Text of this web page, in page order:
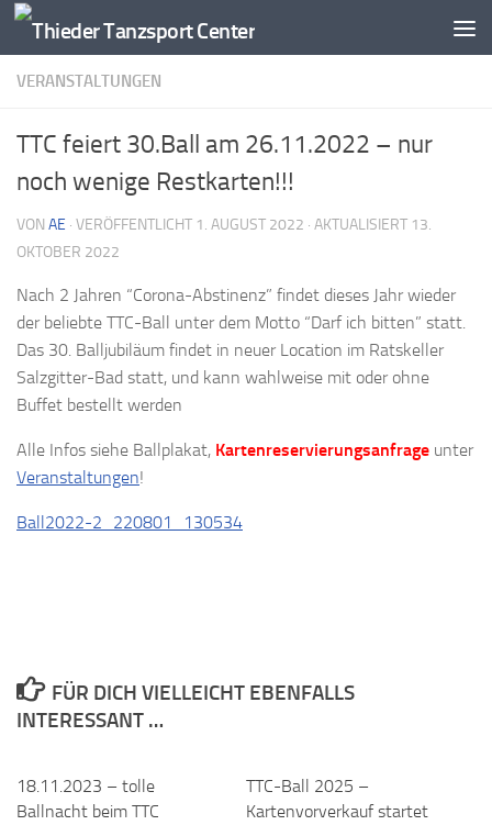
Zum Inhalt springen
VERANSTALTUNGEN
TTC feiert 30.Ball am 26.11.2022 – nur
noch wenige Restkarten!!!
VON AE · VERÖFFENTLICHT 1. AUGUST 2022 · AKTUALISIERT 13.
OKTOBER 2022
Nach 2 Jahren “Corona-Abstinenz” findet dieses Jahr wieder
der beliebte TTC-Ball unter dem Motto “Darf ich bitten” statt.
Das 30. Balljubiläum findet in neuer Location im Ratskeller
Salzgitter-Bad statt, und kann wahlweise mit oder ohne
Buffet bestellt werden
Alle Infos siehe Ballplakat, Kartenreservierungsanfrage unter
Veranstaltungen!
Ball2022-2_220801_130534
FÜR DICH VIELLEICHT EBENFALLS
INTERESSANT …
18.11.2023 – tolle
Ballnacht beim TTC
TTC-Ball 2025 –
Kartenvorverkauf startet